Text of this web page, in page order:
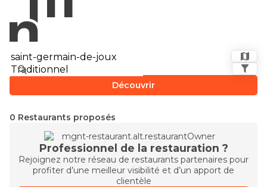
Découvrir
0 Restaurants proposés
Professionnel de la restauration ?
Rejoignez notre réseau de restaurants partenaires pour
profiter d’une meilleur visibilité et d’un apport de
clientèle